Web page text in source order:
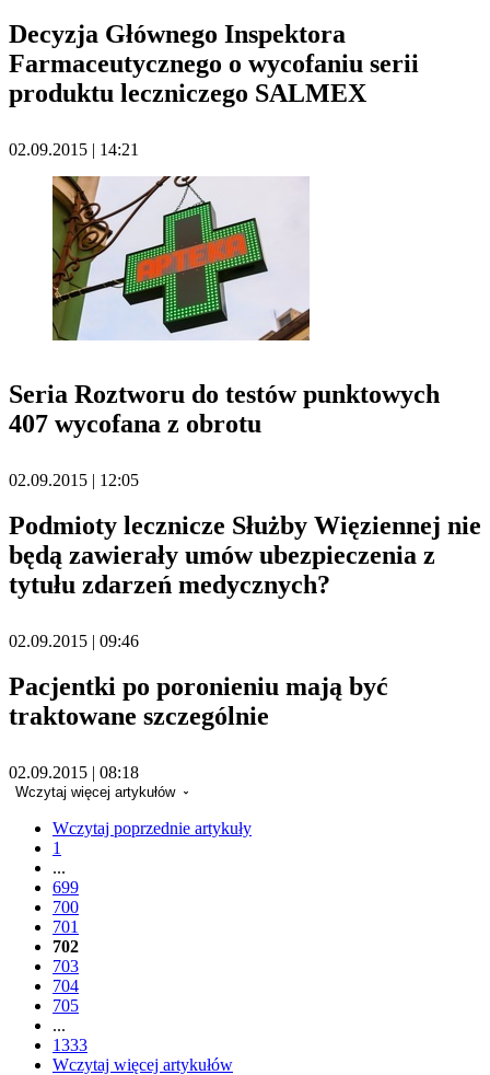
Decyzja Głównego Inspektora
Farmaceutycznego o wycofaniu serii
produktu leczniczego SALMEX
02.09.2015 | 14:21
Seria Roztworu do testów punktowych
407 wycofana z obrotu
02.09.2015 | 12:05
Podmioty lecznicze Służby Więziennej nie
będą zawierały umów ubezpieczenia z
tytułu zdarzeń medycznych?
02.09.2015 | 09:46
Pacjentki po poronieniu mają być
traktowane szczególnie
02.09.2015 | 08:18
Wczytaj więcej artykułów
Wczytaj poprzednie artykuły
1
...
699
700
701
702
703
704
705
...
1333
Wczytaj więcej artykułów